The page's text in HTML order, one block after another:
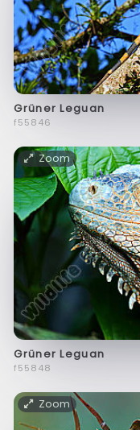
Grüner Leguan
f55846
Zoom
Grüner Leguan
f55848
Zoom